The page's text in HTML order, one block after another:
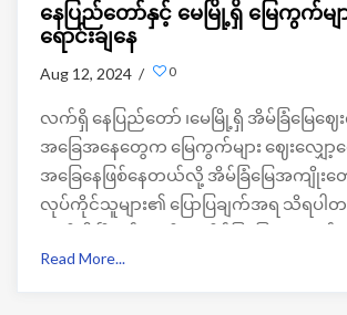
နေပြည်တော်နှင့် မေမြို့ရှိ မြေကွက်မျ
ရောင်းချနေ
Aug 12, 2024 / 0
လက်ရှိ နေပြည်တော် ၊မေမြို့ရှိ အိမ်ခြံမြေဈ
အခြေအနေတွေက မြေကွက်များ ဈေးလျှော့ရ
အခြေနေဖြစ်နေတယ်လို့ အိမ်ခြံမြေအကျိုးတ
လုပ်ကိုင်သူများ၏ ပြောပြချက်အရ သိရပါ
ဖက်မှာရှိနေပေမယ့်ရန်ကုန်မှာရှိတဲ့အိမ်ခြံမြ
Read More...